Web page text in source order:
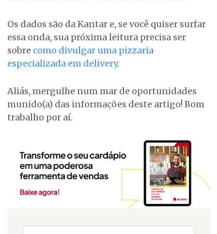
Os dados são da Kantar e, se você quiser surfar
essa onda, sua próxima leitura precisa ser
sobre como divulgar uma pizzaria
especializada em delivery.
Aliás, mergulhe num mar de oportunidades
munido(a) das informações deste artigo! Bom
trabalho por aí.